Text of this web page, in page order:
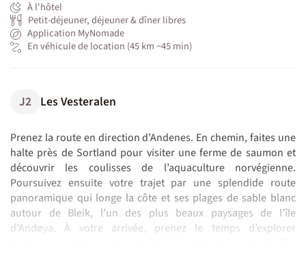
À l'hôtel
Petit-déjeuner, déjeuner & dîner libres
Application MyNomade
En véhicule de location (45 km ~45 min)
J2 Les Vesteralen
Prenez la route en direction d’Andenes. En chemin, faites une
halte près de Sortland pour visiter une ferme de saumon et
découvrir les coulisses de l’aquaculture norvégienne.
Poursuivez ensuite votre trajet par une splendide route
panoramique qui longe la côte et ses plages de sable blanc
autour de Bleik, l’un des plus beaux paysages de l’île
d’Andøya. À votre arrivée, prenez le temps d’explorer